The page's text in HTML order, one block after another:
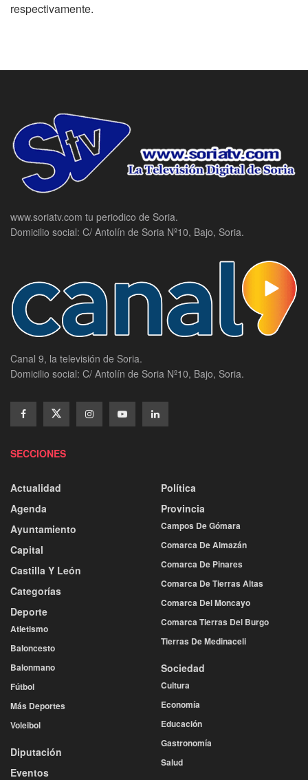
respectivamente.
www.soriatv.com tu periodico de Soria.
Domicilio social: C/ Antolín de Soria Nº10, Bajo, Soria.
Canal 9, la televisión de Soria.
Domicilio social: C/ Antolín de Soria Nº10, Bajo, Soria.
SECCIONES
Actualidad
Agenda
Ayuntamiento
Capital
Castilla Y León
Categorías
Deporte
Atletismo
Baloncesto
Balonmano
Fútbol
Más Deportes
Voleibol
Diputación
Eventos
Política
Provincia
Campos De Gómara
Comarca De Almazán
Comarca De Pinares
Comarca De Tierras Altas
Comarca Del Moncayo
Comarca Tierras Del Burgo
Tierras De Medinaceli
Sociedad
Cultura
Economía
Educación
Gastronomía
Salud